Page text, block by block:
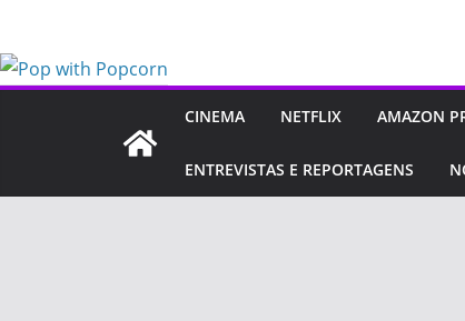
o
CINEMA NETFLIX AMAZON
ENTREVISTAS E REPORTAGENS